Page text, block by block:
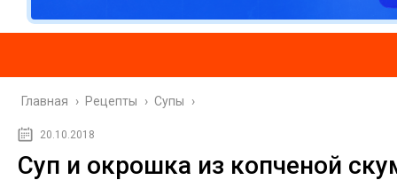
Главная › Рецепты › Супы ›
20.10.2018
Суп и окрошка из копченой